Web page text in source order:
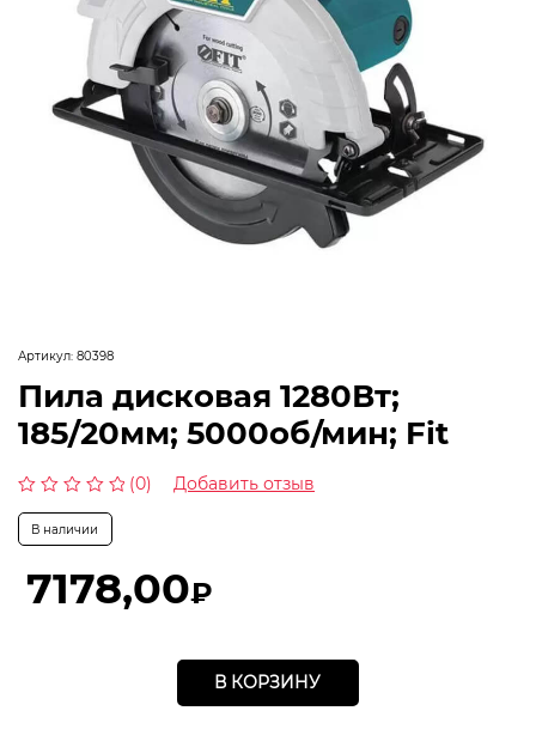
Артикул: 80398
Пила дисковая 1280Вт;
185/20мм; 5000об/мин; Fit
из
(0) Добавить отзыв
В наличии
7178,00₽
В КОРЗИНУ